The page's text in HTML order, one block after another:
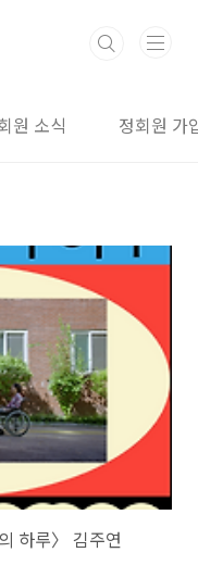
원 소식 정회원 가
하루〉 김주연